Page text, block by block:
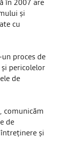
și
cu
proces de
pericolelor
de
comunicăm
de
și